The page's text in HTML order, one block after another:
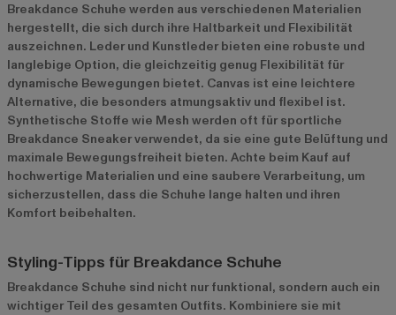
Breakdance Schuhe werden aus verschiedenen Materialien
hergestellt, die sich durch ihre Haltbarkeit und Flexibilität
auszeichnen. Leder und Kunstleder bieten eine robuste und
langlebige Option, die gleichzeitig genug Flexibilität für
dynamische Bewegungen bietet. Canvas ist eine leichtere
Alternative, die besonders atmungsaktiv und flexibel ist.
Synthetische Stoffe wie Mesh werden oft für sportliche
Breakdance Sneaker verwendet, da sie eine gute Belüftung und
maximale Bewegungsfreiheit bieten. Achte beim Kauf auf
hochwertige Materialien und eine saubere Verarbeitung, um
sicherzustellen, dass die Schuhe lange halten und ihren
Komfort beibehalten.
Styling-Tipps für Breakdance Schuhe
Breakdance Schuhe sind nicht nur funktional, sondern auch ein
wichtiger Teil des gesamten Outfits. Kombiniere sie mit